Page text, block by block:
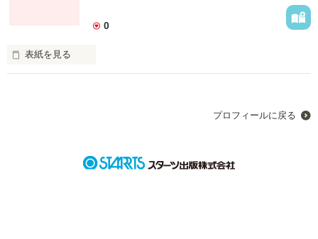
0
表紙を見る
プロフィールに戻る